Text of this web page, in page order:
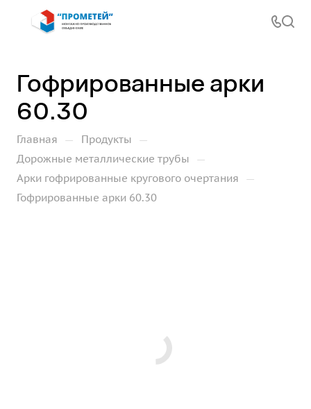
Гофрированные арки
60.30
Главная — Продукты —
Дорожные металлические трубы —
Арки гофрированные кругового очертания —
Гофрированные арки 60.30